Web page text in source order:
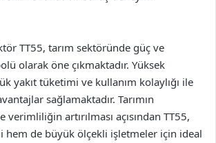
TT55, tarım sektöründe güç ve
olarak öne çıkmaktadır. Yüksek
yakıt tüketimi ve kullanım kolaylığı ile
sağlamaktadır. Tarımın
artırılması açısından TT55,
hem de büyük ölçekli işletmeler için ideal